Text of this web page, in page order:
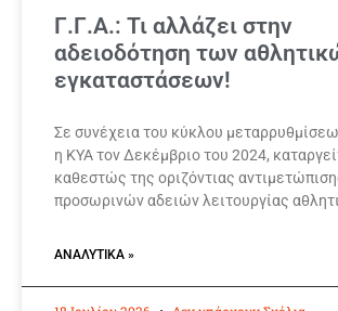
Γ.Γ.Α.: Τι αλλάζει στην
αδειοδότηση των
εγκαταστάσεων!
Σε συνέχεια του κύκλου
η ΚΥΑ τον Δεκέμβριο του 2024,
καθεστώς της οριζόντιας
προσωρινών αδειών λειτουργίας
ΑΝΑΛΥΤΙΚΆ »